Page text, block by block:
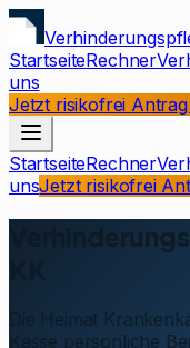
StartseiteRechner
uns
Jetzt risikofrei
StartseiteRechner
unsJetzt risikofrei
Die Heimat
Kasse persönliche